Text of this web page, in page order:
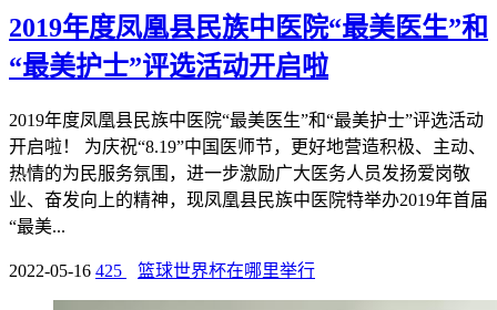
2019年度凤凰县民族中医院“最美医生”和
“最美护士”评选活动开启啦
2019年度凤凰县民族中医院“最美医生”和“最美护士”评选活动
开启啦！ 为庆祝“8.19”中国医师节，更好地营造积极、主动、
热情的为民服务氛围，进一步激励广大医务人员发扬爱岗敬
业、奋发向上的精神，现凤凰县民族中医院特举办2019年首届
“最美...
2022-05-16 425 篮球世界杯在哪里举行